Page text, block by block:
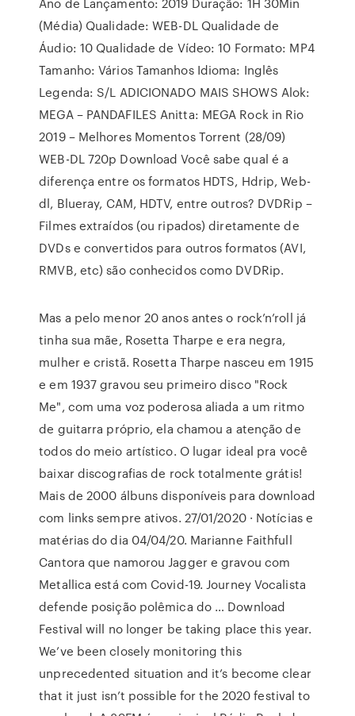
(Média) Qualidade: WEB-DL Qualidade de
Áudio: 10 Qualidade de Vídeo: 10 Formato: MP4
Tamanho: Vários Tamanhos Idioma: Inglês
Legenda: S/L ADICIONADO MAIS SHOWS Alok:
MEGA – PANDAFILES Anitta: MEGA Rock in Rio
2019 – Melhores Momentos Torrent (28/09)
WEB-DL 720p Download Você sabe qual é a
diferença entre os formatos HDTS, Hdrip, Web-
dl, Blueray, CAM, HDTV, entre outros? DVDRip –
Filmes extraídos (ou ripados) diretamente de
DVDs e convertidos para outros formatos (AVI,
RMVB, etc) são conhecidos como DVDRip.
Mas a pelo menor 20 anos antes o rock’n’roll já
tinha sua mãe, Rosetta Tharpe e era negra,
mulher e cristã. Rosetta Tharpe nasceu em 1915
e em 1937 gravou seu primeiro disco "Rock
Me", com uma voz poderosa aliada a um ritmo
de guitarra próprio, ela chamou a atenção de
todos do meio artístico. O lugar ideal pra você
baixar discografias de rock totalmente grátis!
Mais de 2000 álbuns disponíveis para download
com links sempre ativos. 27/01/2020 · Notícias e
matérias do dia 04/04/20. Marianne Faithfull
Cantora que namorou Jagger e gravou com
Metallica está com Covid-19. Journey Vocalista
defende posição polêmica do … Download
Festival will no longer be taking place this year.
We’ve been closely monitoring this
unprecedented situation and it’s become clear
that it just isn’t possible for the 2020 festival to